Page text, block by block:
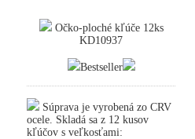
Očko-ploché kľúče 12ks
KD10937
Bestseller
Súprava je vyrobená zo CRV
ocele. Skladá sa z 12 kusov
kľúčov s veľkosťami: